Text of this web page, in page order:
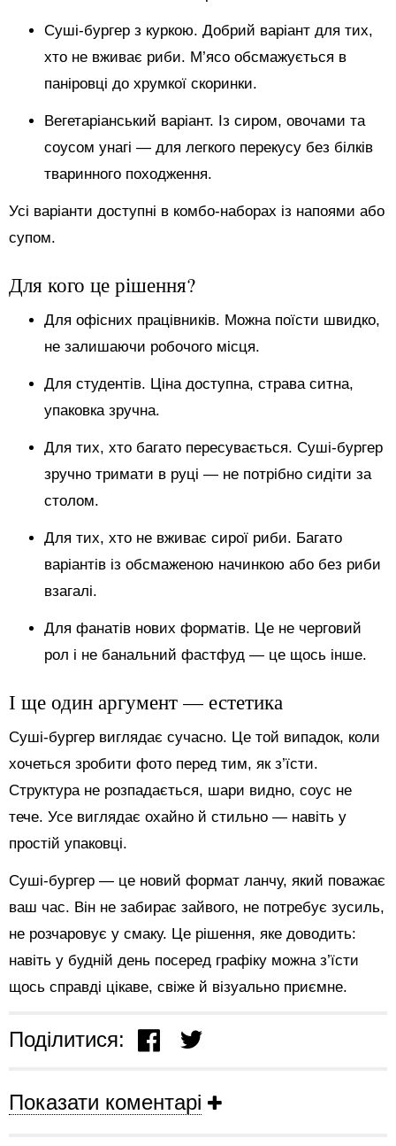
Суші-бургер з куркою. Добрий варіант для тих,
хто не вживає риби. М’ясо обсмажується в
паніровці до хрумкої скоринки.
Вегетаріанський варіант. Із сиром, овочами та
соусом унагі — для легкого перекусу без білків
тваринного походження.
Усі варіанти доступні в комбо-наборах із напоями або
супом.
Для кого це рішення?
Для офісних працівників. Можна поїсти швидко,
не залишаючи робочого місця.
Для студентів. Ціна доступна, страва ситна,
упаковка зручна.
Для тих, хто багато пересувається. Суші-бургер
зручно тримати в руці — не потрібно сидіти за
столом.
Для тих, хто не вживає сирої риби. Багато
варіантів із обсмаженою начинкою або без риби
взагалі.
Для фанатів нових форматів. Це не черговий
рол і не банальний фастфуд — це щось інше.
І ще один аргумент — естетика
Суші-бургер виглядає сучасно. Це той випадок, коли
хочеться зробити фото перед тим, як з’їсти.
Структура не розпадається, шари видно, соус не
тече. Усе виглядає охайно й стильно — навіть у
простій упаковці.
Суші-бургер — це новий формат ланчу, який поважає
ваш час. Він не забирає зайвого, не потребує зусиль,
не розчаровує у смаку. Це рішення, яке доводить:
навіть у будній день посеред графіку можна з’їсти
щось справді цікаве, свіже й візуально приємне.
Поділитися:
Показати коментарі